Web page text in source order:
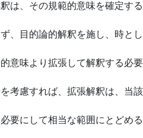
は、その規範的意味を確定する
、目的論的解釈を施し、時とし
意味より拡張して解釈する必要
考慮すれば、拡張解釈は、当該
要にして相当な範囲にとどめる